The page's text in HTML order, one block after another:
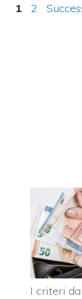
Pagina
1 Pagina
2
I criteri